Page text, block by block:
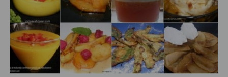
Cocina de Madagascar
Cocina Africana
Cocina Sudafrinaca
Cocina del Congo